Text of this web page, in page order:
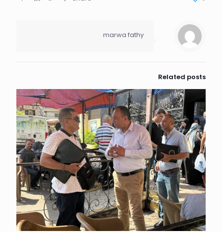
marwa fathy
Related posts